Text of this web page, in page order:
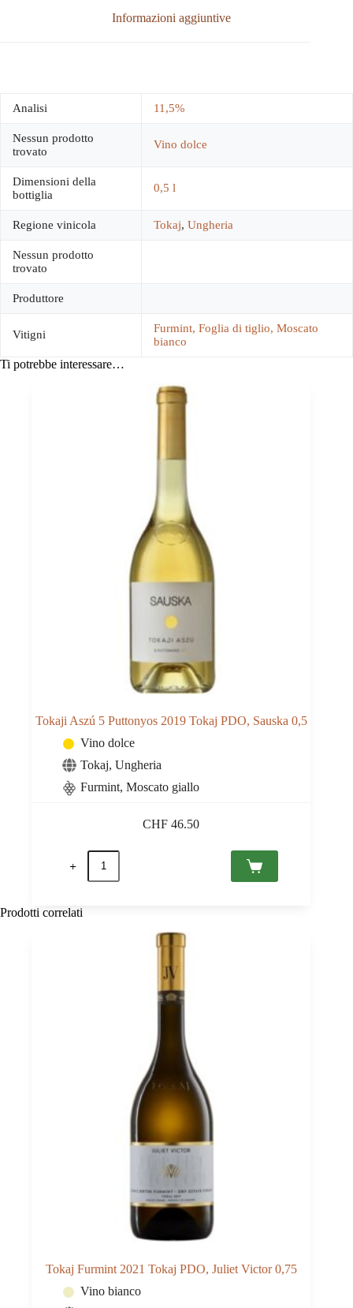
Informazioni aggiuntive
Analisi 11,5%
Nessun prodotto
trovato
Vino dolce
Dimensioni della
bottiglia
0,5 l
Regione vinicola Tokaj, Ungheria
Nessun prodotto
trovato
Produttore
Vitigni
Furmint, Foglia di tiglio, Moscato
bianco
Ti potrebbe interessare…
Tokaji Aszú 5 Puttonyos 2019 Tokaj PDO, Sauska 0,5
Vino dolce
Tokaj, Ungheria
Furmint, Moscato giallo
CHF 46.50
Tokaji
Aszú
5
Prodotti correlati
Tokaj Furmint 2021 Tokaj PDO, Juliet Victor 0,75
Vino bianco